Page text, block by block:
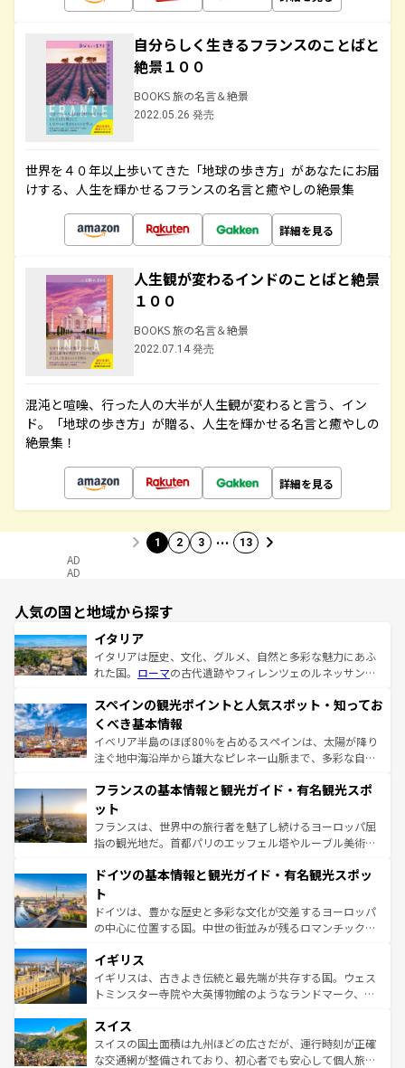
自分らしく生きるフランスのことばと
絶景１００
BOOKS 旅の名言＆絶景
2022.05.26 発売
世界を４０年以上歩いてきた「地球の歩き方」があなたにお届
けする、人生を輝かせるフランスの名言と癒やしの絶景集
詳細を見る
人生観が変わるインドのことばと絶景
１００
BOOKS 旅の名言＆絶景
2022.07.14 発売
混沌と喧噪、行った人の大半が人生観が変わると言う、イン
ド。「地球の歩き方」が贈る、人生を輝かせる名言と癒やしの
絶景集！
詳細を見る
1 2 3 … 13
AD
AD
人気の国と地域から探す
イタリア
イタリアは歴史、文化、グルメ、自然と多彩な魅力にあふ
れた国。 ローマの古代遺跡やフィレンツェのルネッサンス
ろん、トスカーナの美しい田園風景やアマルフィ海岸の絶
景など、自然景観も見逃せない。観光の合間には、本場の
ピザやパスタなど、絶品のイタリア料理を堪能することも
できる。朝目覚めてから夜眠るまで、すべての瞬間を楽し
なお、新着のイタリア情報はコンテンツ一覧を参照してほ
しい。
スペインの観光ポイントと人気スポット・知ってお
くべき基本情報
イベリア半島のほぼ80％を占めるスペインは、太陽が降り
注ぐ地中海沿岸から雄大なピレネー山脈まで、多彩な自然
文化が根付くこの国では、情熱的なフラメンコ、熱気あふ
れる闘牛、そして美味しいタパスが生活の一部となってい
る。首都マドリードの洗練された雰囲気や、バルセロナの
アートに溢れた街角から、地方では古代ローマ遺跡や中世
せる。地方によって風土や気候が異なるスペインはその個
ンテンツ一覧 を参照してほしい。
フランスの基本情報と観光ガイド・有名観光スポ
ット
フランスは、世界中の旅行者を魅了し続けるヨーロッパ屈
指の観光地だ。首都パリのエッフェル塔やルーブル美術館
で、幅広い魅力が詰まっている。華麗な宮殿、歴史的な大
聖堂、美しいビーチ、そして豊かな自然が、訪れる者を心
から魅了する。また、フランスは美食の国としても知ら
れ、フランス料理はユネスコ無形文化遺産にも登録されて
香り高いラベンダー畑など、多彩な楽しみ方が可能だ。さ
らに、パリ以外の地域にも魅力が溢れており、どの街角に
も豊かな歴史と文化が息づいている。パリ以外の個性あふ
を参照してほしい。
ドイツの基本情報と観光ガイド・有名観光スポッ
ト
ドイツは、豊かな歴史と多彩な文化が交差するヨーロッパ
の中心に位置する国。中世の街並みが残るロマンチック街
顔を持つこの国は、どこを歩いても飽きることがない。ベ
ルリンの文化的活気、バイエルン州のアルプスの絶景、そ
してライン川沿いのワイン畑といった風景は必見。ビール
は、お酒好きな人にはぜひ体験してほしい。 なお、新着の
ドイツ情報はコンテンツ一覧を参照してほしい。
イギリス
イギリスは、古きよき伝統と最先端が共存する国。ウェス
トミンスター寺院や大英博物館のようなランドマーク、歴
リアごとに異なる魅力がある。また、優雅なアフタヌーン
ティー、ビール好きにはたまらない英国パブ、サッカー観
戦など、本場だからこそできる体験も豊富。イギリスを旅
スイス
スイスの国土面積は九州ほどの広さだが、運行時刻が正確
な交通網が整備されており、初心者でも安心して個人旅行